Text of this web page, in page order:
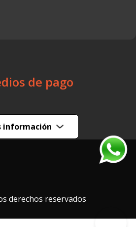
de pago
información
derechos reservados